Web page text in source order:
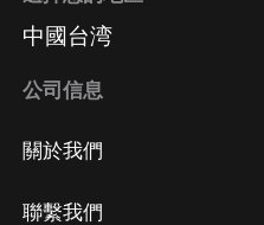
中國台湾
公司信息
關於我們
聯繫我們